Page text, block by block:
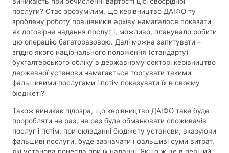
послуги? Стає зрозумілим, що керівництво ДАІФО ту
зроблену роботу працівників архіву намагалося показати
як договірне надання послуг і, можливо, планувало робити
цю операцію багаторазовою. Далі можна запитувати –
згідно якого національного положення (стандарту)
бухгалтерського обліку в державному секторі керівництво
державної установи намагається торгувати такими
фальшивими послугами і потім показувати їх в своєму
бюджеті?
Також виникає підозра, що керівництво ДАІФО таке буде
проробляти не раз, не раз буде обманювати споживачів
послуг і потім, при складанні бюджету установи, вказуючи
фальшиві послуги, буде зазначати і фальшиві суми витрат,
які установа понесла при їх наданні. Якщо ж це в перший